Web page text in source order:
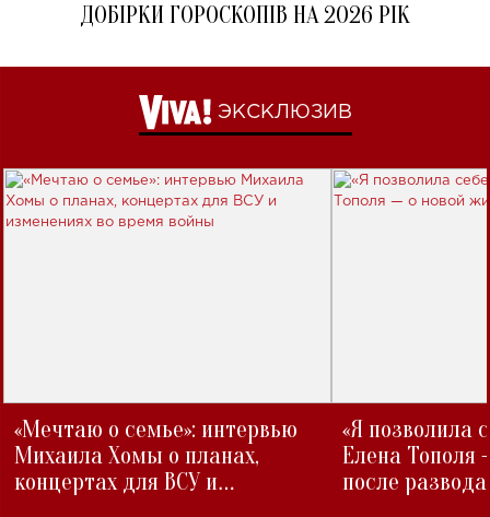
ДОБІРКИ ГОРОСКОПІВ НА 2026 РІК
ЭКСКЛЮЗИВ
«Мечтаю о семье»: интервью
Михаила Хомы о планах,
концертах для ВСУ и
«Я позволила
Елена Тополя
после развода